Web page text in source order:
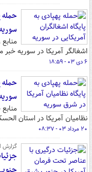
حمله
اشغالگر آمریکا در سوریه
۶ دی ۰۳ - ۱۸:۵۹
حمله
نظامیان آمریکا در استان
۲۰ مرداد ۰۳ - ۰۸:۳۷